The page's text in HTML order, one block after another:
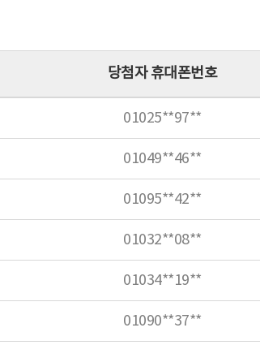
당첨자 휴대폰번호
01025**97**
01049**46**
01095**42**
01032**08**
01034**19**
01090**37**